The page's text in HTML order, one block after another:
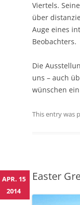
Viertels.
über
Auge eines
Beobachters.
Die
uns – auch
wünschen
This entry was
Easter
APR. 15
2014